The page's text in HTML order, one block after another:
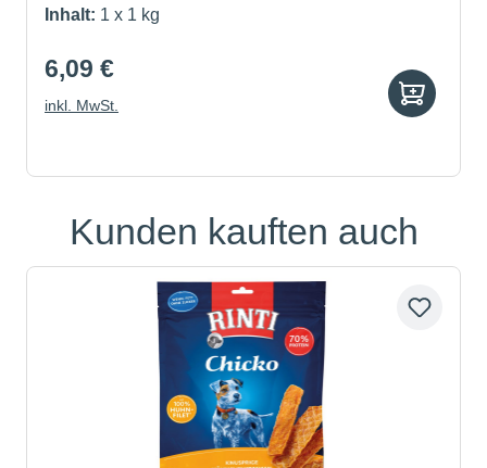
Inhalt: 1 x 1 kg
6,09 €
inkl. MwSt.
Produktgalerie überspringen
Kunden kauften auch